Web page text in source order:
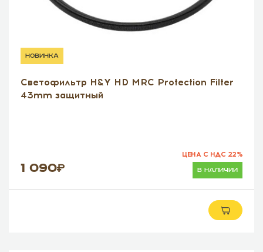
новинка
Светофильтр H&Y HD MRC Protection Filter
43mm защитный
1 090 в наличии
ЦЕНА С НДС 22%